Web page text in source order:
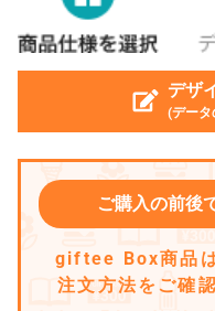
デザ
(データ
ご購入の前後
giftee Box商品
注文方法をご確